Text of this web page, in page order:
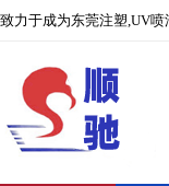
致力于成为东莞注塑,UV